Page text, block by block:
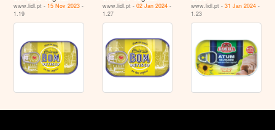
www.lidl.pt - 15 Nov 2023 -
1.19
www.lidl.pt - 02 Jan 2024-
1.27
www.lidl.pt -31 Jan 2024 -
1.23